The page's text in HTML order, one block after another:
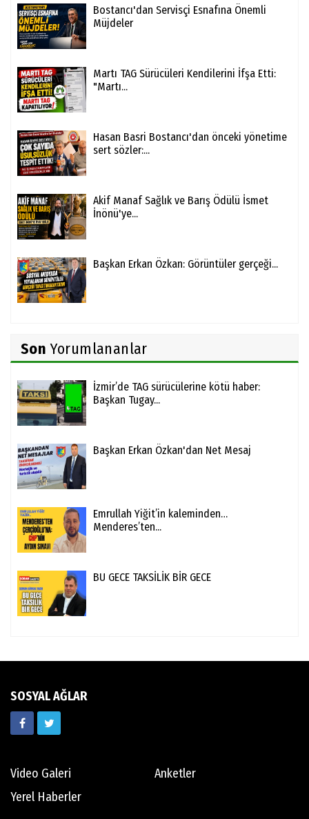
Bostancı'dan Servisçi Esnafına Önemli
Müjdeler
Martı TAG Sürücüleri Kendilerini İfşa Etti:
"Martı...
Hasan Basri Bostancı'dan önceki yönetime
sert sözler:...
Akif Manaf Sağlık ve Barış Ödülü İsmet
İnönü'ye...
Başkan Erkan Özkan: Görüntüler gerçeği...
Son Yorumlananlar
İzmir’de TAG sürücülerine kötü haber:
Başkan Tugay...
Başkan Erkan Özkan'dan Net Mesaj
Emrullah Yiğit’in kaleminden…
Menderes’ten...
BU GECE TAKSİLİK BİR GECE
SOSYAL AĞLAR
Video Galeri
Anketler
Yerel Haberler